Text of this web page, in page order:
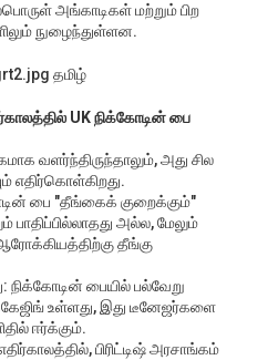
அங்காடிகள் மற்றும் பிற
நுழைந்துள்ளன.
UK நிக்கோடின் பை
வளர்ந்திருந்தாலும், அது சில
எதிர்கொள்கிறது.
பை "தீங்கைக் குறைக்கும்"
பாதிப்பில்லாதது அல்ல, மேலும்
தீங்கு
நிக்கோடின் பையில் பல்வேறு
உள்ளது, இது டீனேஜர்களை
ஈர்க்கும்.
பிரிட்டிஷ் அரசாங்கம்